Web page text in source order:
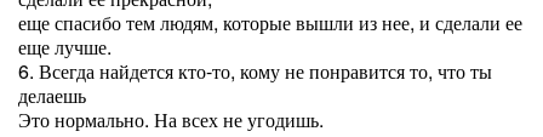
еще спасибо тем людям, которые вышли из нее, и сделали ее
еще лучше.
6. Всегда найдется кто-то, кому не понравится то, что ты
делаешь
Это нормально. На всех не угодишь.